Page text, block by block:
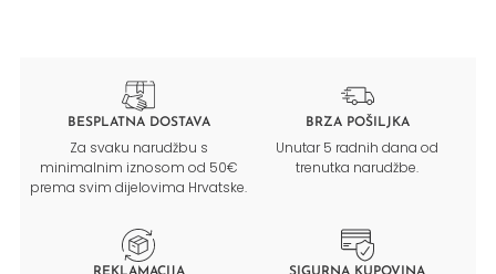
BESPLATNA DOSTAVA
Za svaku narudžbu s
minimalnim iznosom od 50€
prema svim dijelovima Hrvatske.
BRZA POŠILJKA
Unutar 5 radnih dana od
trenutka narudžbe.